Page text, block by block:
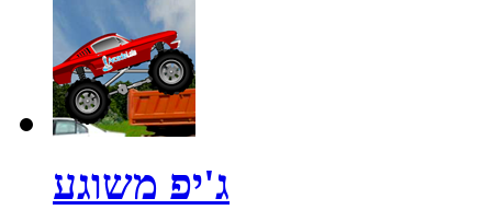
ג'יפ משוגע